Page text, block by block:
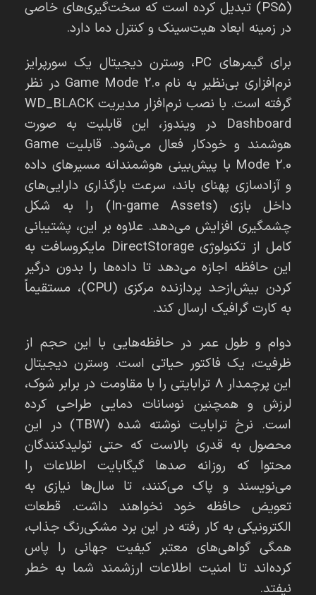
(PS5) تبدیل کرده است که سخت‌گیری‌های خاصی
در زمینه ابعاد هیت‌سینک و کنترل دما دارد.
برای گیمرهای PC، وسترن دیجیتال یک سورپرایز
نرم‌افزاری بی‌نظیر به نام Game Mode 2.0 در نظر
گرفته است. با نصب نرم‌افزار مدیریت WD_BLACK
Dashboard در ویندوز، این قابلیت به صورت
هوشمند و خودکار فعال می‌شود. قابلیت Game
Mode 2.0 با پیش‌بینی هوشمندانه مسیرهای داده
و آزادسازی پهنای باند، سرعت بارگذاری دارایی‌های
داخل بازی (In-game Assets) را به شکل
چشمگیری افزایش می‌دهد. علاوه بر این، پشتیبانی
کامل از تکنولوژی DirectStorage مایکروسافت به
این حافظه اجازه می‌دهد تا داده‌ها را بدون درگیر
کردن بیش‌ازحد پردازنده مرکزی (CPU)، مستقیماً
به کارت گرافیک ارسال کند.
دوام و طول عمر در حافظه‌هایی با این حجم از
ظرفیت، یک فاکتور حیاتی است. وسترن دیجیتال
این پرچمدار 8 ترابایتی را با مقاومت در برابر شوک،
لرزش و همچنین نوسانات دمایی طراحی کرده
است. نرخ ترابایت نوشته شده (TBW) در این
محصول به قدری بالاست که حتی تولیدکنندگان
محتوا که روزانه صدها گیگابایت اطلاعات را
می‌نویسند و پاک می‌کنند، تا سال‌ها نیازی به
تعویض حافظه خود نخواهند داشت. قطعات
الکترونیکی به کار رفته در این برد مشکی‌رنگ جذاب،
همگی گواهی‌های معتبر کیفیت جهانی را پاس
کرده‌اند تا امنیت اطلاعات ارزشمند شما به خطر
نیفتد.